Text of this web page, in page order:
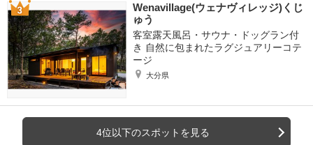
Wenavillage(ウェナヴィレッジ)くじ
ゅう
客室露天風呂・サウナ・ドッグラン付
き 自然に包まれたラグジュアリーコテ
ージ
大分県
4位以下のスポットを見る